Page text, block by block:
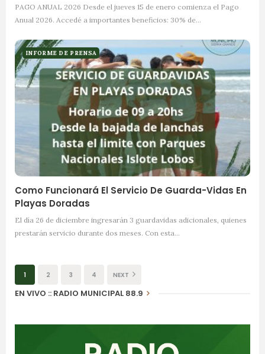
PAGO ANUAL 2026 Desde el jueves 15 de enero comienza el Pago
Anual 2026. Accedé a importantes beneficios: 30% de…
INFORME DE PRENSA
Como Funcionará El Servicio De Guarda-Vidas En
Playas Doradas
El día 26 de diciembre ingresarán 3 guardavidas adicionales, quienes
prestarán servicio durante dos meses. Con esta…
1 2 3 4 NEXT
EN VIVO :: RADIO MUNICIPAL 88.9